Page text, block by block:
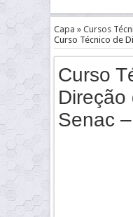
Capa » Cursos
Curso Técnico de
Curso
Direção
Senac